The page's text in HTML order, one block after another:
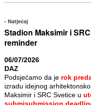
Natječaj
Stadion Maksimir i
reminder
06/07/2026
DAZ
Podsjećamo da je rok
izradu idejnog
Maksimir i SRC Svetice u